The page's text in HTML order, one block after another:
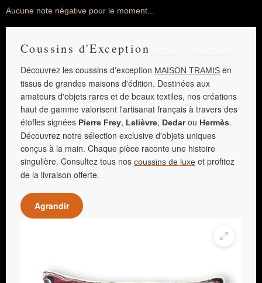
Aucune note négative pour le moment...
Coussins d'Exception
Découvrez les coussins d'exception MAISON TRAMIS en
tissus de grandes maisons d'édition. Destinées aux
amateurs d'objets rares et de beaux textiles, nos créations
haut de gamme valorisent l'artisanat français à travers des
étoffes signées Pierre Frey, Lelièvre, Dedarou Hermès.
Découvrez notre sélection exclusive d'objets uniques
conçus à la main. Chaque pièce raconte une histoire
singulière. Consultez tous nos coussins de luxe et profitez
de la livraison offerte.
Agrandir